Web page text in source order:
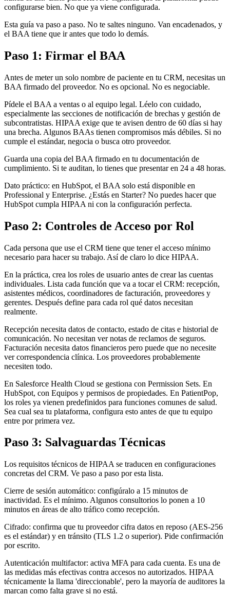
configurarse bien. No que ya viene configurada.
Esta guía va paso a paso. No te saltes ninguno. Van encadenados, y
el BAA tiene que ir antes que todo lo demás.
Paso 1: Firmar el BAA
Antes de meter un solo nombre de paciente en tu CRM, necesitas un
BAA firmado del proveedor. No es opcional. No es negociable.
Pídele el BAA a ventas o al equipo legal. Léelo con cuidado,
especialmente las secciones de notificación de brechas y gestión de
subcontratistas. HIPAA exige que te avisen dentro de 60 días si hay
una brecha. Algunos BAAs tienen compromisos más débiles. Si no
cumple el estándar, negocia o busca otro proveedor.
Guarda una copia del BAA firmado en tu documentación de
cumplimiento. Si te auditan, lo tienes que presentar en 24 a 48 horas.
Dato práctico: en HubSpot, el BAA solo está disponible en
Professional y Enterprise. ¿Estás en Starter? No puedes hacer que
HubSpot cumpla HIPAA ni con la configuración perfecta.
Paso 2: Controles de Acceso por Rol
Cada persona que use el CRM tiene que tener el acceso mínimo
necesario para hacer su trabajo. Así de claro lo dice HIPAA.
En la práctica, crea los roles de usuario antes de crear las cuentas
individuales. Lista cada función que va a tocar el CRM: recepción,
asistentes médicos, coordinadores de facturación, proveedores y
gerentes. Después define para cada rol qué datos necesitan
realmente.
Recepción necesita datos de contacto, estado de citas e historial de
comunicación. No necesitan ver notas de reclamos de seguros.
Facturación necesita datos financieros pero puede que no necesite
ver correspondencia clínica. Los proveedores probablemente
necesiten todo.
En Salesforce Health Cloud se gestiona con Permission Sets. En
HubSpot, con Equipos y permisos de propiedades. En PatientPop,
los roles ya vienen predefinidos para funciones comunes de salud.
Sea cual sea tu plataforma, configura esto antes de que tu equipo
entre por primera vez.
Paso 3: Salvaguardas Técnicas
Los requisitos técnicos de HIPAA se traducen en configuraciones
concretas del CRM. Ve paso a paso por esta lista.
Cierre de sesión automático: configúralo a 15 minutos de
inactividad. Es el mínimo. Algunos consultorios lo ponen a 10
minutos en áreas de alto tráfico como recepción.
Cifrado: confirma que tu proveedor cifra datos en reposo (AES-256
es el estándar) y en tránsito (TLS 1.2 o superior). Pide confirmación
por escrito.
Autenticación multifactor: activa MFA para cada cuenta. Es una de
las medidas más efectivas contra accesos no autorizados. HIPAA
técnicamente la llama 'direccionable', pero la mayoría de auditores la
marcan como falta grave si no está.